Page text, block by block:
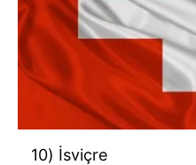
10) İsviçre